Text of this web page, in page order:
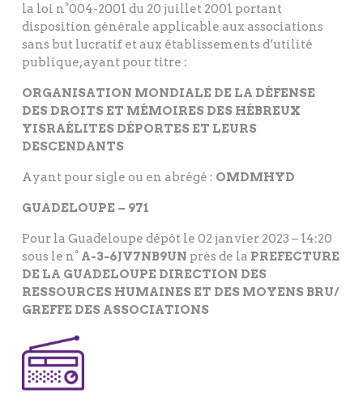
la loi n°004-2001 du 20 juillet 2001 portant
disposition générale applicable aux associations
sans but lucratif et aux établissements d’utilité
publique, ayant pour titre :
ORGANISATION MONDIALE DE LA DÉFENSE
DES DROITS ET MÉMOIRES DES HÉBREUX
YISRAÉLITES DÉPORTES ET LEURS
DESCENDANTS
Ayant pour sigle ou en abrégé : OMDMHYD
GUADELOUPE – 971
Pour la Guadeloupe dépôt le 02 janvier 2023 – 14:20
sous le n° A-3-6JV7NB9UN près de la PREFECTURE
DE LA GUADELOUPE DIRECTION DES
RESSOURCES HUMAINES ET DES MOYENS BRU/
GREFFE DES ASSOCIATIONS